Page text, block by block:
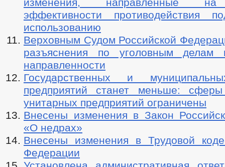
эффективности противодействия
использованию
Верховным Судом Российской
разъяснения по уголовным делам
направленности
Государственных и
предприятий станет меньше: сферы
унитарных предприятий ограничены
Внесены изменения в Закон
«О недрах»
Внесены изменения в Трудовой
Федерации